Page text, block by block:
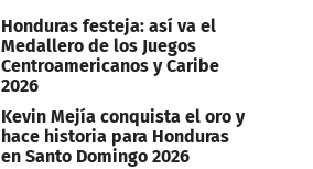
Honduras festeja: así va el
Medallero de los Juegos
Centroamericanos y Caribe
2026
Kevin Mejía conquista el oro y
hace historia para Honduras
en Santo Domingo 2026